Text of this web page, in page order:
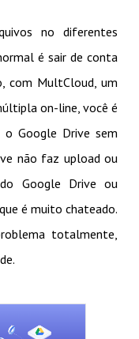
no diferentes
é sair de conta
com MultCloud, um
on-line, você é
o Google Drive sem
não faz upload ou
Google Drive ou
é muito chateado.
totalmente,